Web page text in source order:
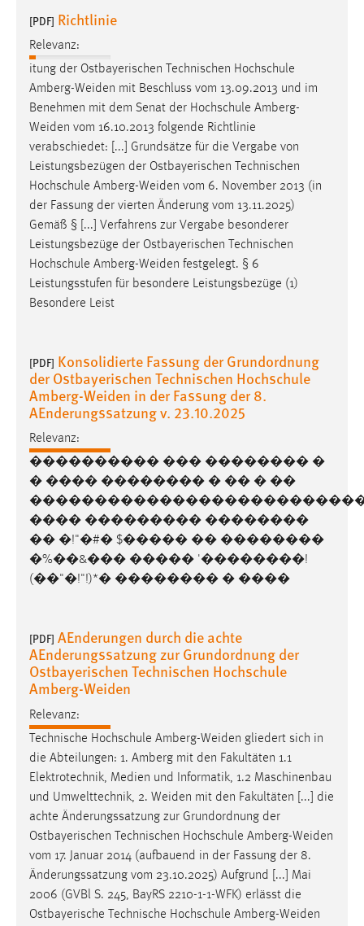
[PDF] Richtlinie
Relevanz:
itung der Ostbayerischen Technischen Hochschule
Amberg-Weiden mit Beschluss vom 13.09.2013 und im
Benehmen mit dem Senat der Hochschule Amberg-
Weiden vom 16.10.2013 folgende Richtlinie
verabschiedet: [...] Grundsätze für die Vergabe von
Leistungsbezügen der Ostbayerischen Technischen
Hochschule Amberg-Weiden vom 6. November 2013 (in
der Fassung der vierten Änderung vom 13.11.2025)
Gemäß § [...] Verfahrens zur Vergabe besonderer
Leistungsbezüge der Ostbayerischen Technischen
Hochschule Amberg-Weiden festgelegt. § 6
Leistungsstufen für besondere Leistungsbezüge (1)
Besondere Leist
[PDF] Konsolidierte Fassung der Grundordnung
der Ostbayerischen Technischen Hochschule
Amberg-Weiden in der Fassung der 8.
AEnderungssatzung v. 23.10.2025
Relevanz:
���������� ��� �������� �
� ���� �������� � �� � ��
���� ��������� ��������
�� �!"�#� $����� �� ��������
�%��&��� ����� '��������!
(��"�!"!)*� �������� � ����
[PDF] AEnderungen durch die achte
AEnderungssatzung zur Grundordnung der
Ostbayerischen Technischen Hochschule
Amberg-Weiden
Relevanz:
Technische Hochschule Amberg-Weiden gliedert sich in
die Abteilungen: 1. Amberg mit den Fakultäten 1.1
Elektrotechnik, Medien und Informatik, 1.2 Maschinenbau
und Umwelttechnik, 2. Weiden mit den Fakultäten [...] die
achte Änderungssatzung zur Grundordnung der
Ostbayerischen Technischen Hochschule Amberg-Weiden
vom 17. Januar 2014 (aufbauend in der Fassung der 8.
Änderungssatzung vom 23.10.2025) Aufgrund [...] Mai
2006 (GVBl S. 245, BayRS 2210-1-1-WFK) erlässt die
Ostbayerische Technische Hochschule Amberg-Weiden
Performance
Name:
staticfilecache
Zweck:
Für performante Seitenauslieferung wird in diesem Cookie
gespeichert, ob man eingeloggt ist.
Sprachpräferenz
Name:
site-language-preference
Zweck:
Das Cookie speichert die gewählte Sprache der Website.
Cookie Laufzeit:
Chat
Name:
MibewSessionID, MIBEW_UserID, mibew_locale, mibew-
chat-frame-style-5e9dbeb1811c0446
Zweck:
Wird benötigt um die Chatfunktion nutzen zu können.
Cookie Laufzeit:
MibewSessionID, mibew-chat-frame-style-
5e9dbeb1811c0446 = Sitzungslaufzeit, mibew_locale = 3
Jahre, MIBEW_UserID = 1 Jahr
Name:
fe_user, be_user, be_lastLoginProvider
Zweck:
einloggen zu können.
Cookie Laufzeit:
24 Stunden
STATISTIK
Statistik Cookies erfassen Informationen anonym.
Diese Informationen helfen uns zu verstehen, wie
unsere Besucher unsere Website nutzen.